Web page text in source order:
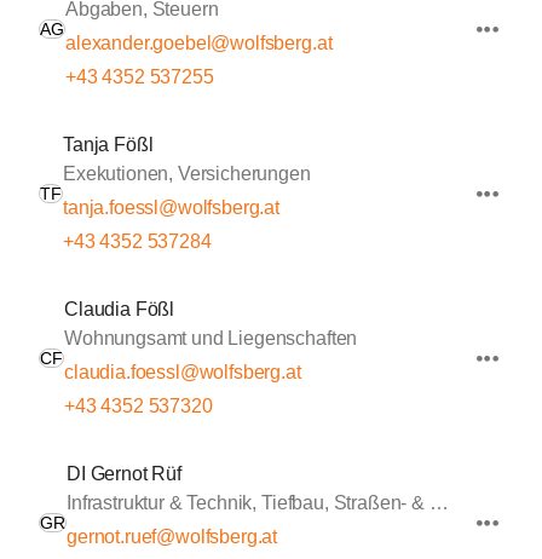
AG
Abgaben, Steuern
alexander.goebel@wolfsberg.at
+43 4352 537255
TF
Tanja Fößl
Exekutionen, Versicherungen
tanja.foessl@wolfsberg.at
+43 4352 537284
CF
Claudia Fößl
Wohnungsamt und Liegenschaften
claudia.foessl@wolfsberg.at
+43 4352 537320
GR
DI Gernot Rüf
Infrastruktur & Technik, Tiefbau, Straßen- & Wasserbau
gernot.ruef@wolfsberg.at